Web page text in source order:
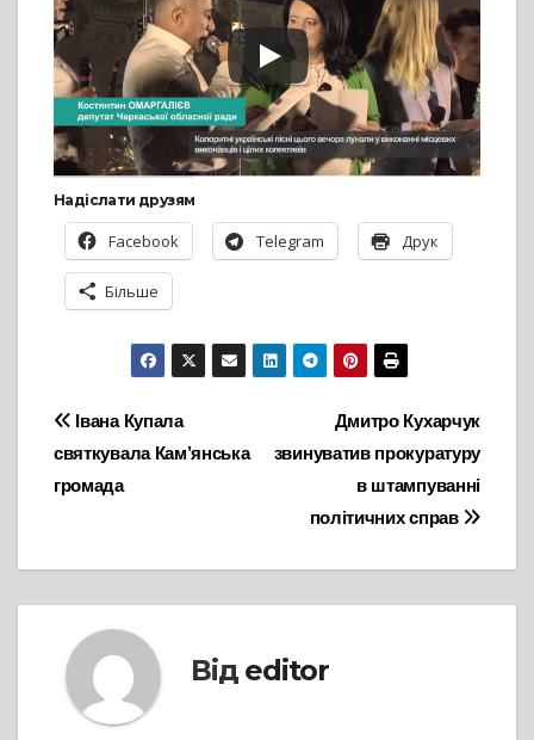
Надіслати друзям
Facebook Telegram Друк
Більше
Навігація
записів
Дмитро Кухарчук
звинуватив прокуратуру
в штампуванні
політичних справ
Івана Купала
святкувала Кам’янська
громада
Від editor